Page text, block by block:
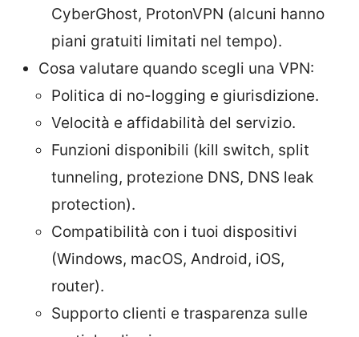
CyberGhost, ProtonVPN (alcuni hanno
piani gratuiti limitati nel tempo).
Cosa valutare quando scegli una VPN:
Politica di no-logging e giurisdizione.
Velocità e affidabilità del servizio.
Funzioni disponibili (kill switch, split
tunneling, protezione DNS, DNS leak
protection).
Compatibilità con i tuoi dispositivi
(Windows, macOS, Android, iOS,
router).
Supporto clienti e trasparenza sulle